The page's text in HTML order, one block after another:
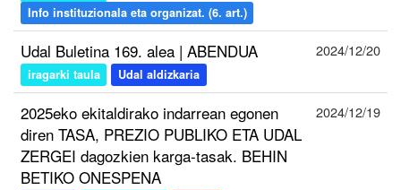
Info instituzionala eta organizat. (6. art.)
Udal Buletina 169. alea | ABENDUA
iragarki taula Udal aldizkaria
2024/12/20
2025eko ekitaldirako indarrean egonen
diren TASA, PREZIO PUBLIKO ETA UDAL
ZERGEI dagozkien karga-tasak. BEHIN
BETIKO ONESPENA
2024/12/19